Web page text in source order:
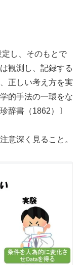
定し、そのもとで
観測し、記録する
正しい考え方を実
的手法の一環をな
辞書（1862）〕
意深く見ること。